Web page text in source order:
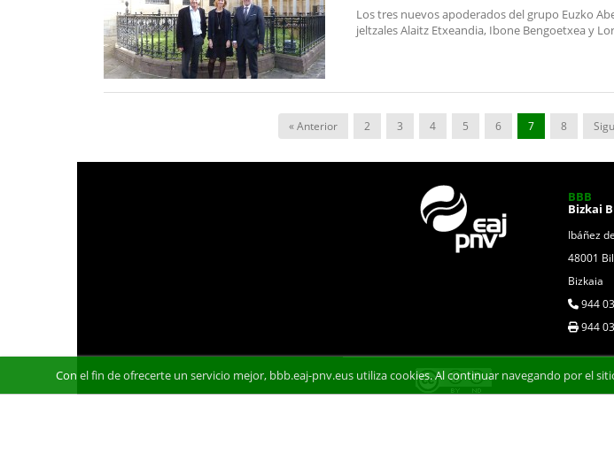
Los tres nuevos apoderados del grupo Euzko
jeltzales Alaitz Etxeandia, Ibone Bengoetxea y
« Anterior 2 3 4 5 6 7 8
BBB
Bizkai
Ibáñez
48001
Bizkaia
944
944
Con el fin de ofrecerte un servicio mejor, bbb.eaj-pnv.eus utiliza cookies. Al continuar navegando por el